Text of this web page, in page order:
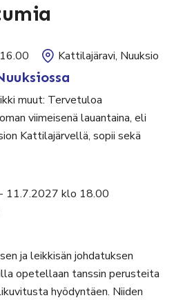
16.00 Kattilajäravi, Nuuksio
muut: Tervetuloa
viimeisenä lauantaina, eli
Kattilajärvellä, sopii sekä
11.7.2027 klo 18.00
ja leikkisän johdatuksen
opetellaan tanssin perusteita
hyödyntäen. Niiden